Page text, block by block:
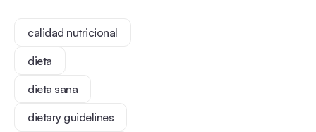
calidad nutricional
dieta
dieta sana
dietary guidelines